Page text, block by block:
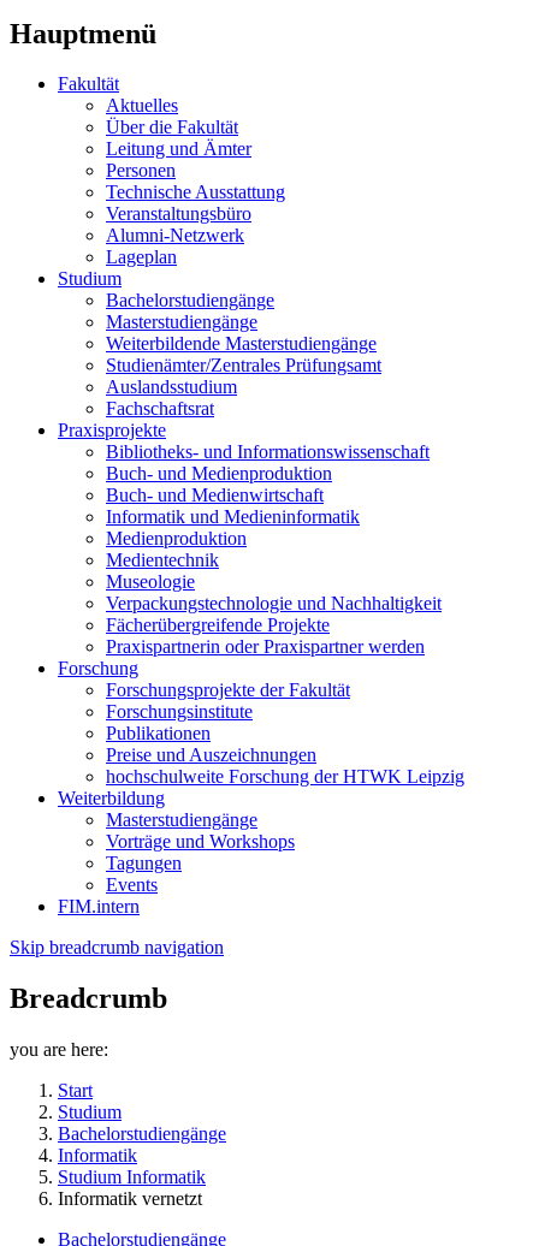
Hauptmenü
Fakultät
Aktuelles
Über die Fakultät
Leitung und Ämter
Personen
Technische Ausstattung
Veranstaltungsbüro
Alumni-Netzwerk
Lageplan
Studium
Bachelorstudiengänge
Masterstudiengänge
Weiterbildende Masterstudiengänge
Studienämter/Zentrales Prüfungsamt
Auslandsstudium
Fachschaftsrat
Praxisprojekte
Bibliotheks- und Informationswissenschaft
Buch- und Medienproduktion
Buch- und Medienwirtschaft
Informatik und Medieninformatik
Medienproduktion
Medientechnik
Museologie
Verpackungstechnologie und Nachhaltigkeit
Fächerübergreifende Projekte
Praxispartnerin oder Praxispartner werden
Forschung
Forschungsprojekte der Fakultät
Forschungsinstitute
Publikationen
Preise und Auszeichnungen
hochschulweite Forschung der HTWK Leipzig
Weiterbildung
Masterstudiengänge
Vorträge und Workshops
Tagungen
Events
FIM.intern
Skip breadcrumb navigation
Breadcrumb
you are here:
Start
Studium
Bachelorstudiengänge
Informatik
Studium Informatik
Informatik vernetzt
Bachelorstudiengänge